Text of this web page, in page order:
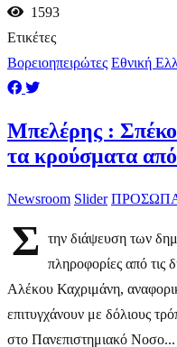
1593
Ετικέτες
Βορειοηπειρώτες Εθνική
Μπελέρης :
τα κρούσματα
Newsroom Slider
Σ
την διάψευση των
πληροφορίες από τις
Αλέκου Καχριμάνη,
επιτυγχάνουν με δόλιους
στο Πανεπιστημιακό Νοσο...